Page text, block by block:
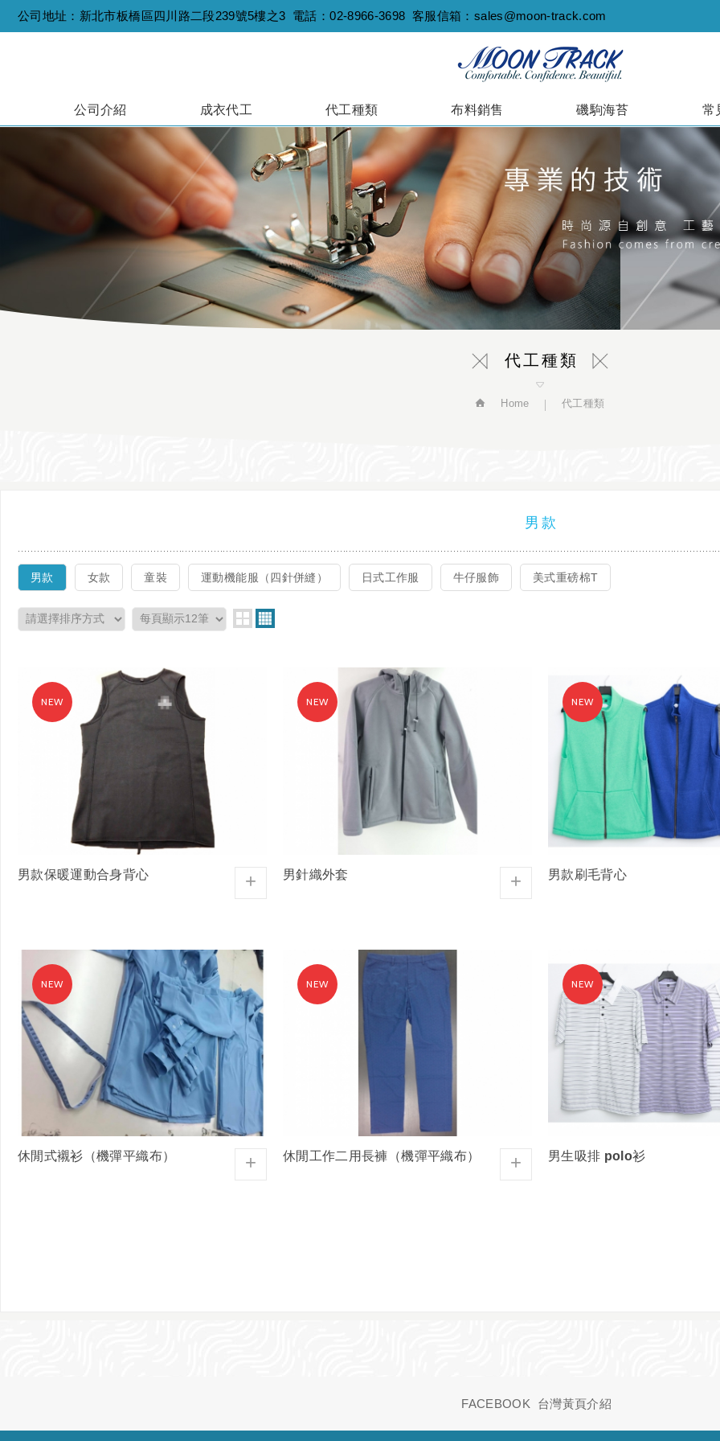
公司地址：新北市板橋區四川路二段239號5樓之3 電話：02-8966-3698 客服信箱： sales@moon-track.com
公司介紹 成衣代工 代工種類 布料銷售 磯駒海苔 常
代工種類
Home 代工種類
男款
男款 女款 童裝 運動機能服（四針併縫） 日式工作服 牛仔服飾 美式重磅棉T
男款保暖運動合身背心 + 男針織外套 + 男款刷毛背心
休閒式襯衫（機彈平織布） + 休閒工作二用長褲（機彈平織布） + 男生吸排 polo衫
FACEBOOK 台灣黃頁介紹